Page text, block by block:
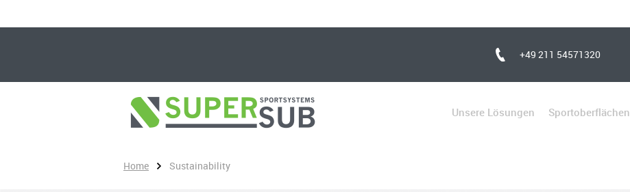
+49 211 54571320
Unsere Lösungen Sportoberflächen
Home Sustainability